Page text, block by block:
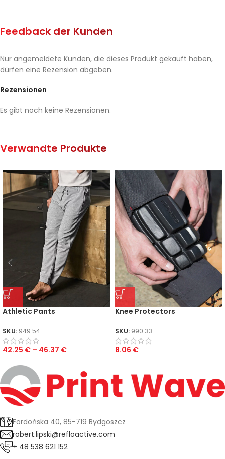
Feedback der Kunden
Rezensionen
Es gibt noch keine Rezensionen.
Nur angemeldete Kunden, die dieses Produkt gekauft haben,
dürfen eine Rezension abgeben.
Verwandte Produkte
Athletic Pants
SKU: 949.54
42.25 € – 46.37 €
Knee Protectors
SKU: 990.33
8.06 €
Fordońska 40, 85-719 Bydgoszcz
robert.lipski@refloactive.com
+ 48 538 621 152